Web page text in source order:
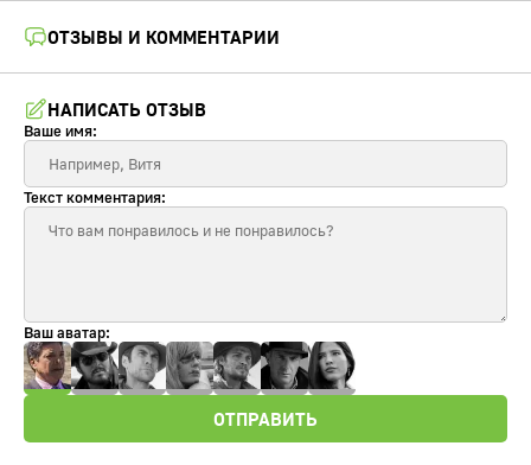
ОТЗЫВЫ И КОММЕНТАРИИ
НАПИСАТЬ ОТЗЫВ
Ваше имя:
Текст комментария:
Ваш аватар:
ОТПРАВИТЬ